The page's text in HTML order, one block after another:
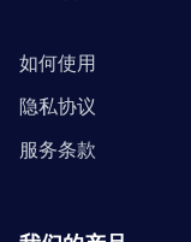
如何使用
隐私协议
服务条款